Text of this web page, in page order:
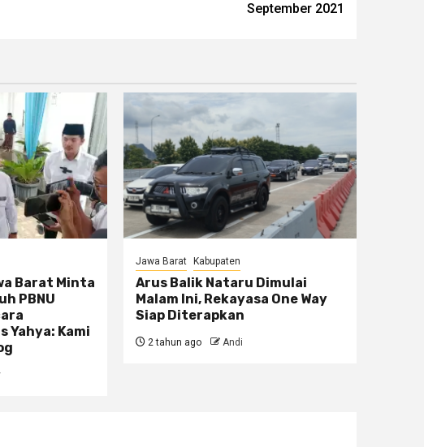
September 2021
Barat Minta
PBNU
Yahya: Kami
Jawa Barat Kabupaten
Arus Balik Nataru Dimulai
Malam Ini, Rekayasa One Way
Siap Diterapkan
2 tahun ago Andi